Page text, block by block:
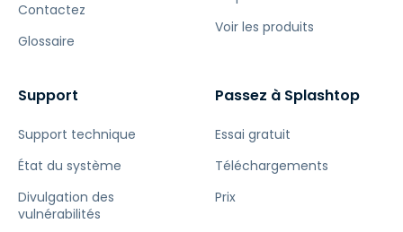
Contactez
Glossaire
Voir les produits
Support
Support technique
État du système
Divulgation des
vulnérabilités
Passez à Splashtop
Essai gratuit
Téléchargements
Prix